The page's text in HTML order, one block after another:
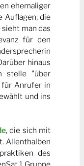
ehemaliger
Auflagen, die
man das
für den
hinaus
stelle "über
für Anrufer in
und ins
, die sich mit
Allenthalben
des
Gruppe